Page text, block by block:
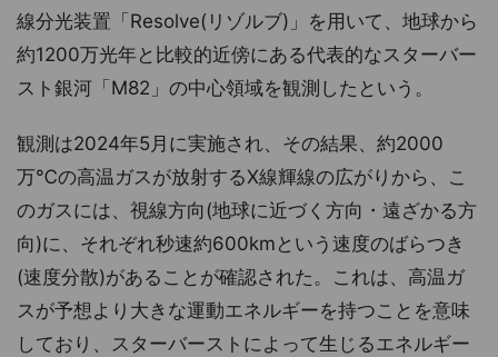
線分光装置「Resolve(リゾルブ)」を用いて、地球から
約1200万光年と比較的近傍にある代表的なスターバー
スト銀河「M82」の中心領域を観測したという。
観測は2024年5月に実施され、その結果、約2000
万℃の高温ガスが放射するX線輝線の広がりから、こ
のガスには、視線方向(地球に近づく方向・遠ざかる方
向)に、それぞれ秒速約600kmという速度のばらつき
(速度分散)があることが確認された。これは、高温ガ
スが予想より大きな運動エネルギーを持つことを意味
しており、スターバーストによって生じるエネルギー